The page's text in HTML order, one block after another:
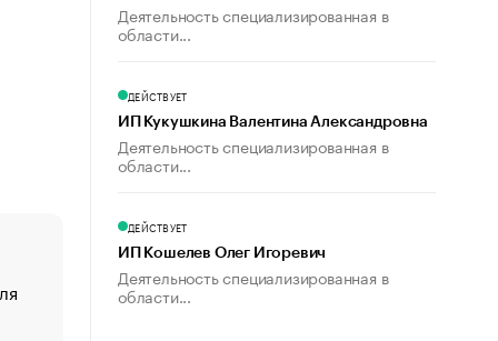
«От спорта тело стареет иначе». Как живет глава
создавшей GTA
Деятельность специализированная в
области...
ДЕЙСТВУЕТ
ИП Кукушкина Валентина Александровна
Деятельность специализированная в
области...
ДЕЙСТВУЕТ
ИП Кошелев Олег Игоревич
Деятельность специализированная в
области...